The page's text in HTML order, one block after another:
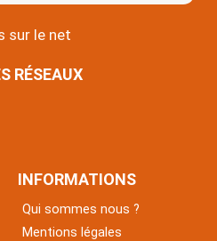
sur le net
RÉSEAUX
INFORMATIONS
Qui sommes nous ?
Mentions légales